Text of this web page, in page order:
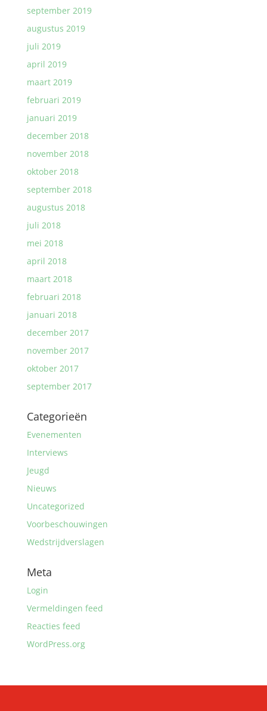
september 2019
augustus 2019
juli 2019
april 2019
maart 2019
februari 2019
januari 2019
december 2018
november 2018
oktober 2018
september 2018
augustus 2018
juli 2018
mei 2018
april 2018
maart 2018
februari 2018
januari 2018
december 2017
november 2017
oktober 2017
september 2017
Categorieën
Evenementen
Interviews
Jeugd
Nieuws
Uncategorized
Voorbeschouwingen
Wedstrijdverslagen
Meta
Login
Vermeldingen feed
Reacties feed
WordPress.org